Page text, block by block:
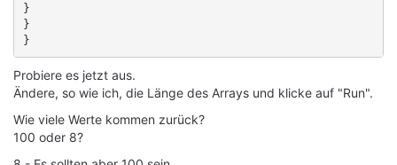
}
}
Probiere es jetzt aus.
Ändere, so wie ich, die Länge des Arrays und klicke auf "Run".
Wie viele Werte kommen zurück?
100 oder 8?